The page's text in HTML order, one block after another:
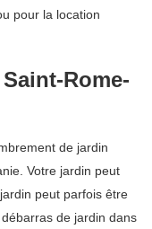
pour la location
Rome-
de jardin
Votre jardin peut
peut parfois être
de jardin dans